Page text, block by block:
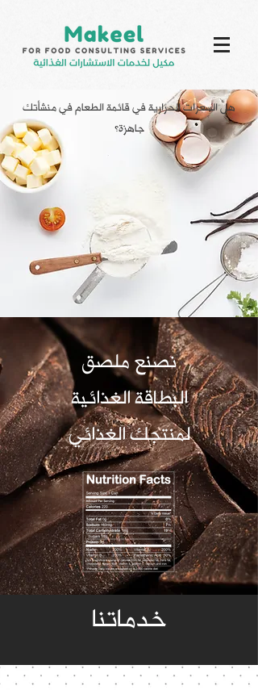
هل السعرات الحرارية في قائمة الطعام في منشأتك
جاهزة؟
نصنع ملصق
البطاقة الغذائية
لمنتجك الغذائي
خدماتنا